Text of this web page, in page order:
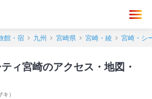
館・宿 九州 宮崎県 宮崎・綾 宮崎・シ
ィ宮崎のアクセス・地図・
キ ）